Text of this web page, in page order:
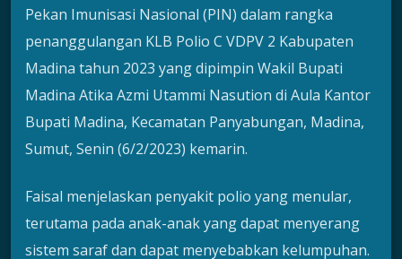
Pekan Imunisasi Nasional (PIN) dalam rangka
penanggulangan KLB Polio C VDPV 2 Kabupaten
Madina tahun 2023 yang dipimpin Wakil Bupati
Madina Atika Azmi Utammi Nasution di Aula Kantor
Bupati Madina, Kecamatan Panyabungan, Madina,
Sumut, Senin (6/2/2023) kemarin.
Faisal menjelaskan penyakit polio yang menular,
terutama pada anak-anak yang dapat menyerang
sistem saraf dan dapat menyebabkan kelumpuhan.